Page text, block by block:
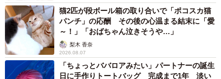
まいどなメディア
2026.08.07
世界一周中に3度も出会った運命的カップル
口では言えない「ジョージアの熱い夜」に「も
うやめぇや！」藤井が猛ツッコミ連発【新婚さ
ん】まいどなニュース
2026.08.07